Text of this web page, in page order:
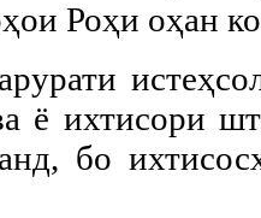
Роҳи оҳан
ё ихтисори
бо